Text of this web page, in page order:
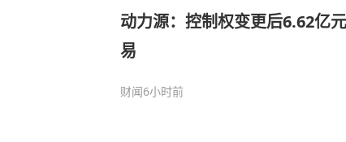
动力源：控制权变更后6.62亿
易
财闻6小时前